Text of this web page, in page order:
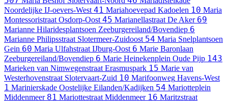
Noordelijke IJ-oevers-West 41 Mariahoevepad Kadoelen 10 Maria
Montessoristraat Osdorp-Oost 45 Marianellastraat De Aker 69
Marianne Hilaridesplantsoen Zeeburgereiland/Bovendiep 6
Marianne Philipsstraat Slotermeer-Zuidoost 54 Maria Snelplantsoen
Gein 60 Maria Ulfahstraat IJburg-Oost 6 Marie Baronlaan
Zeeburgereiland/Bovendiep 6 Marie Heinekenplein Oude Pijp 143
Marieken van Nimwegenstraat Erasmuspark 15 Marie van
Westerhovenstraat Slotervaart-Zuid 10 Marifoonweg Havens-West
1 Marinierskade Oostelijke Eilanden/Kadijken 54 Mariotteplein
Middenmeer 81 Mariottestraat Middenmeer 16 Maritzstraat